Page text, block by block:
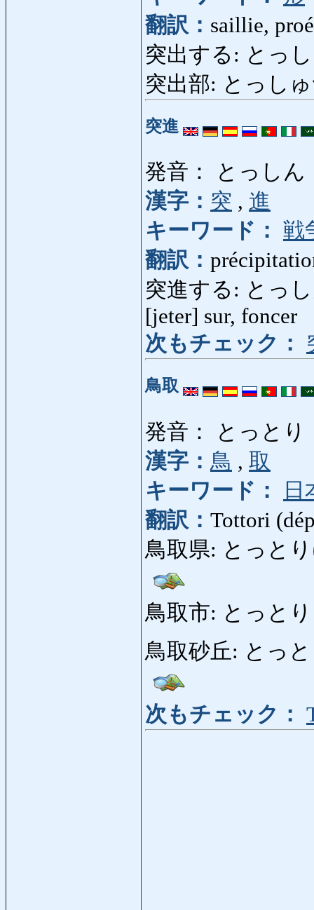
翻訳： saillie,
突出する: とっ
突出部: とっし
突進
発音： とっしん
漢字： 突 , 進
キーワード： 戦
翻訳：
突進する: とっし
[jeter] sur, foncer
次もチェック：
鳥取
発音： とっとり
漢字： 鳥 , 取
キーワード：
日
翻訳： Tottori
鳥取県: とっとり
鳥取市: とっと
鳥取砂丘: とっ
次もチェック：